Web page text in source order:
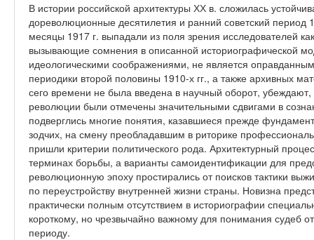
В истории российской архитектуры ХХ в. сложилась
дореволюционные десятилетия и ранний советский период
месяцы 1917 г. выпадали из поля зрения исследователей
вызывающие сомнения в описанной историографической
идеологическими соображениями, не является
периодики второй половины 1910-х гг., а также архивных
сего времени не была введена в научный оборот,
революции были отмечены значительными сдвигами в
подверглись многие понятия, казавшиеся прежде
зодчих, на смену преобладавшим в риторике
пришли критерии политического рода. Архитектурный
терминах борьбы, а варианты самоидентификации для
революционную эпоху простирались от поисков тактики
по переустройству внутренней жизни страны. Новизна
практически полным отсутствием в историографии
короткому, но чрезвычайно важному для понимания судеб
периоду.